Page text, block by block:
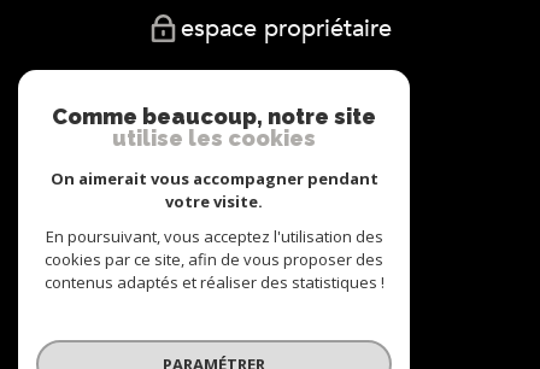
espace propriétaire
adhérons
Nous
suivre
Comme beaucoup, notre site
utilise les cookies
On aimerait vous accompagner pendant
votre visite.
En poursuivant, vous acceptez l'utilisation des
cookies par ce site, afin de vous proposer des
contenus adaptés et réaliser des statistiques !
PARAMÉTRER